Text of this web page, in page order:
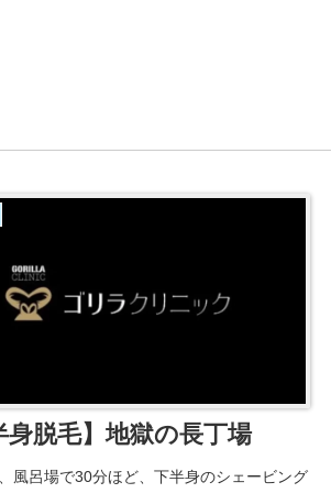
身脱毛】地獄の長丁場
風呂場で30分ほど、下半身のシェービング